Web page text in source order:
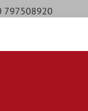
797508920